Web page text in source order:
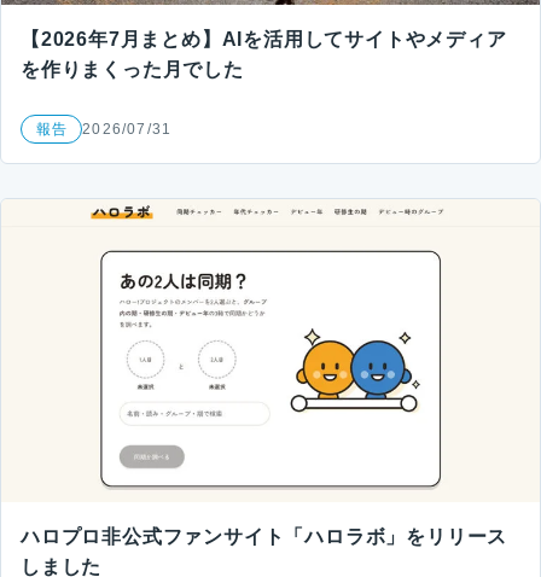
【2026年7月まとめ】AIを活用してサイトやメディア
を作りまくった月でした
報告 2026/07/31
ハロプロ非公式ファンサイト「ハロラボ」をリリース
しました